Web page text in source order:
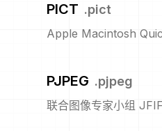
PICT .pict
Apple Macintosh
PJPEG .pjpeg
联合图像专家小组